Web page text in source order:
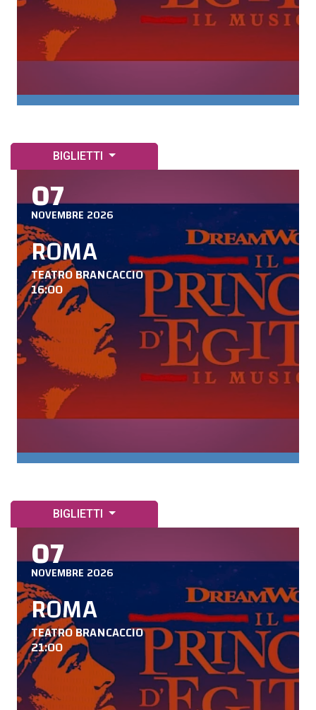
BIGLIETTI
07
NOVEMBRE 2026
ROMA
TEATRO BRANCACCIO
16:00
BIGLIETTI
07
NOVEMBRE 2026
ROMA
TEATRO BRANCACCIO
21:00